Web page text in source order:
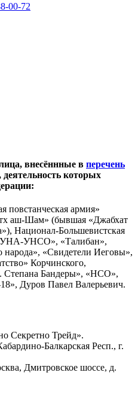
00-72
внесённные в перечень
деятельность которых
повстанческая армия»
аш-Шам» (бывшая «Джабхат
Национал-Большевистская
УНСО», «Талибан»,
народа», «Свидетели Иеговы»,
Корчинского,
Степана Бандеры», «НСО»,
Дуров Павел Валерьевич.
Секретно Трейд».
Балкарская Респ., г.
Дмитровское шоссе, д.